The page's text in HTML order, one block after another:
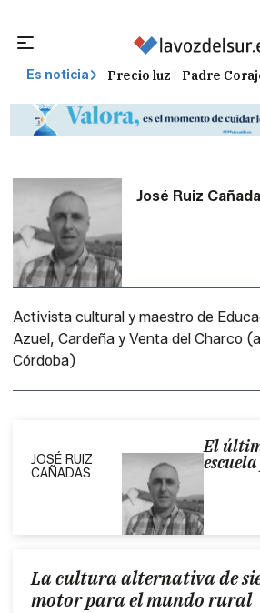
Es noticia Precio luz Padre
José Ruiz
Activista cultural y maestro de
Azuel, Cardeña y Venta del Charco
Córdoba)
El
JOSÉ RUIZ
CAÑADAS
La cultura alternativa de
motor para el mundo rural